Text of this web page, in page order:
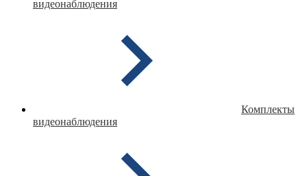
видеонаблюдения
Комплекты
видеонаблюдения